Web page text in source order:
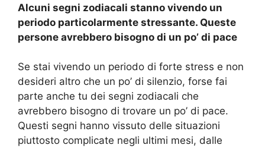
Alcuni segni zodiacali stanno vivendo un
periodo particolarmente stressante. Queste
persone avrebbero bisogno di un po’ di pace
Se stai vivendo un periodo di forte stress e non
desideri altro che un po’ di silenzio, forse fai
parte anche tu dei segni zodiacali che
avrebbero bisogno di trovare un po’ di pace.
Questi segni hanno vissuto delle situazioni
piuttosto complicate negli ultimi mesi, dalle